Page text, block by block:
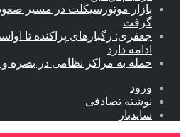
بازار موتورسیکلت در مسیر
گرفت
جعفری: رگبارهای پراکنده تا
ادامه دارد
حمله به مراکز نظامی در بصره
ورود
نوشته تصادفی
سایدبار